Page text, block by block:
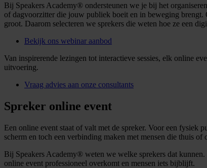
Bij Speakers Academy® ondersteunen we je bij het
of dagvoorzitter die jouw publiek boeit en in beweging brengt.
groot. Daarom selecteren we sprekers die weten hoe ze een
Bekijk ons webinar aanbod
Van inspirerende lezingen tot interactieve sessies, elk online
uitvoering.
Vraag advies aan onze consultants
Spreker online event
Een online event staat of valt met de spreker. Voor een fysiek
scherm en toch een verbinding maken met mensen die thuis
Bij Speakers Academy® weten we welke sprekers dat
online event professioneel overkomt en mensen iets bijblijft.